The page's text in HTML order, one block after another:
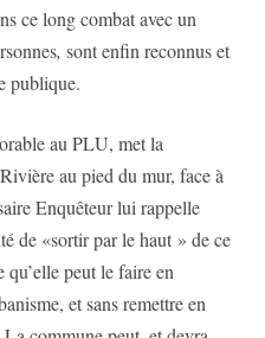
ce long combat avec un
, sont enfin reconnus et
publique.
au PLU, met la
au pied du mur, face à
Enquêteur lui rappelle
de «sortir par le haut » de ce
peut le faire en
et sans remettre en